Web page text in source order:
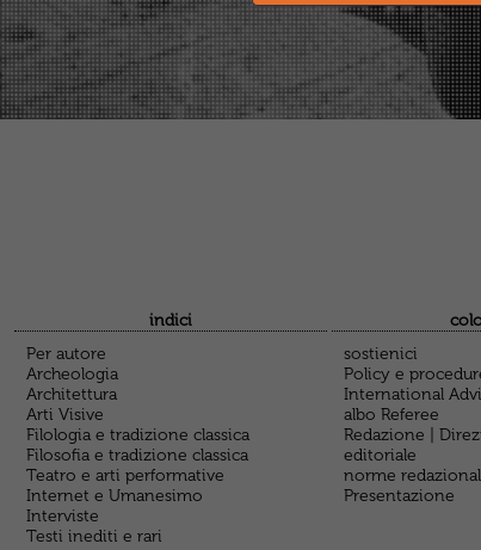
indici
Per autore
Archeologia
Architettura
Arti Visive
Filologia e tradizione classica
Filosofia e tradizione classica
Teatro e arti performative
Internet e Umanesimo
Interviste
Testi inediti e rari
sostienici
Policy e
International
albo Referee
Redazione |
editoriale
norme
Presentazione